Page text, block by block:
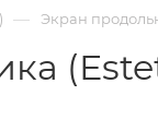
— Экран